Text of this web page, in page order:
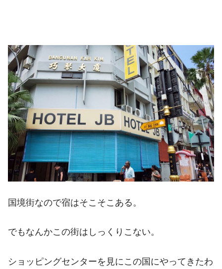
国境街なので宿はそこそこある。
でもなんかこの街はしっくりこない。
ショッピングセンターを見にこの国にやってきたわ